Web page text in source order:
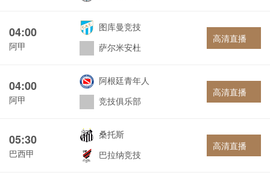
04:00
阿甲
图库曼竞技
萨尔米安杜
高清直播
04:00
阿甲
阿根廷青年人
竞技俱乐部
高清直播
05:30
巴西甲
桑托斯
巴拉纳竞技
高清直播